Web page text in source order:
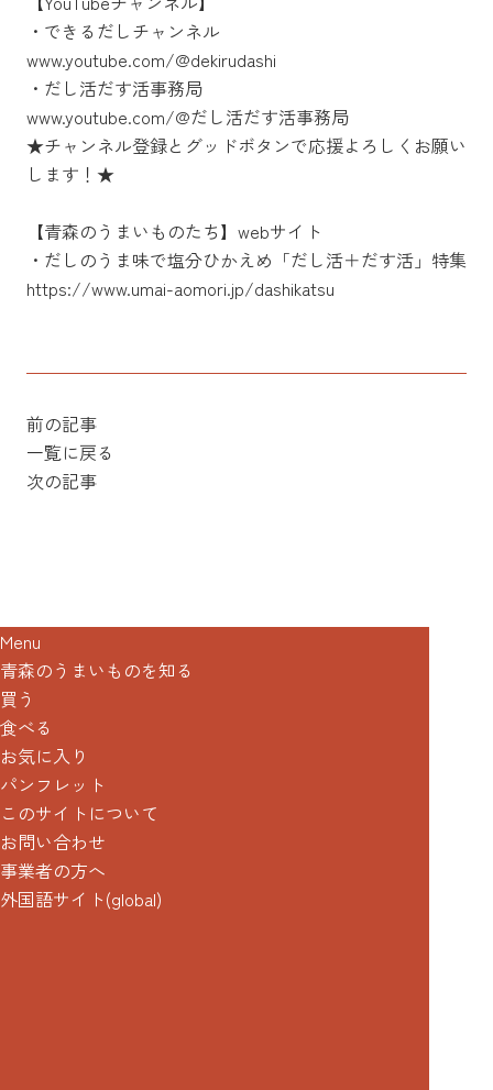
・できるだしチャンネル
www.youtube.com/@dekirudashi
・だし活だす活事務局
www.youtube.com/@だし活だす活事務局
★チャンネル登録とグッドボタンで応援よろしくお願い
します！★
【青森のうまいものたち】webサイト
・だしのうま味で塩分ひかえめ「だし活＋だす活」特集
https://www.umai-aomori.jp/dashikatsu
前の記事
一覧に戻る
次の記事
Menu
青森のうまいものを知る
買う
食べる
お気に入り
パンフレット
このサイトについて
お問い合わせ
事業者の方へ
外国語サイト(global)